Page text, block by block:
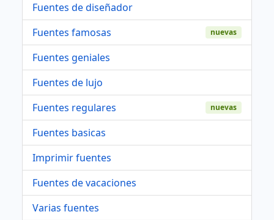
Fuentes de diseñador
Fuentes famosas
nuevas
Fuentes geniales
Fuentes de lujo
Fuentes regulares
nuevas
Fuentes basicas
Imprimir fuentes
Fuentes de vacaciones
Varias fuentes